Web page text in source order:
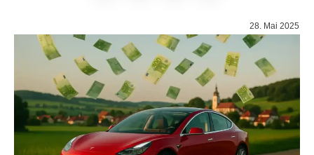
28. Mai 2025